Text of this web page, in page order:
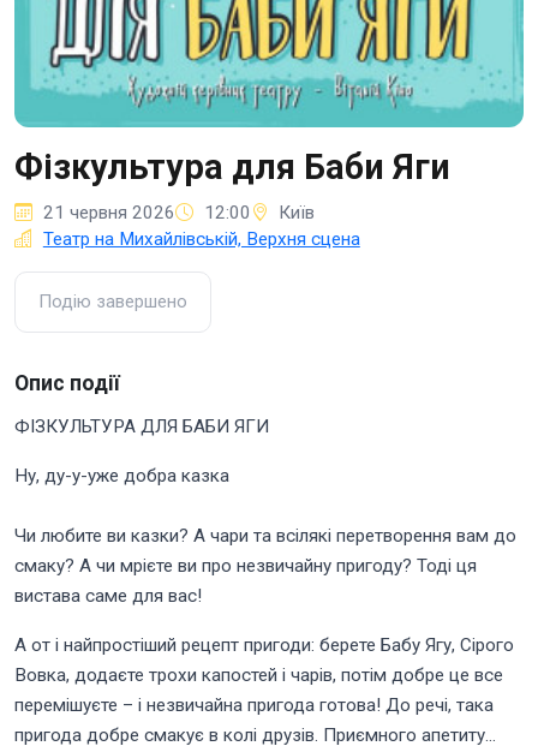
Фізкультура для Баби Яги
21 червня 2026 12:00
Київ
Театр на Михайлівській, Верхня сцена
Подію завершено
Опис події
ФІЗКУЛЬТУРА ДЛЯ БАБИ ЯГИ
Ну, ду-у-уже добра казка
Чи любите ви казки? А чари та всілякі перетворення вам до
смаку? А чи мрієте ви про незвичайну пригоду? Тоді ця
вистава саме для вас!
А от і найпростіший рецепт пригоди: берете Бабу Ягу, Сірого
Вовка, додаєте трохи капостей і чарів, потім добре це все
перемішуєте – і незвичайна пригода готова! До речі, така
пригода добре смакує в колі друзів. Приємного апетиту…